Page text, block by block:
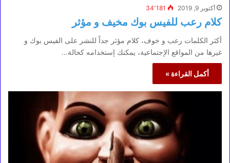
أكتوبر 9, 2019 34٬181
كلام رعب للفيس بوك مخيف و مؤثر
أكثر الكلمات رعب و خوف، كلام مؤثر جداً للنشر على الفيس بوك و
غيرها من المواقع الإجتماعية، يمكنك إستخدامه كحالة…
أكمل القراءة »